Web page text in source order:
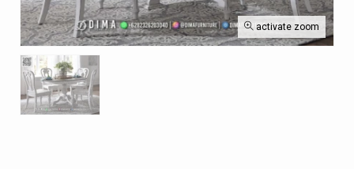
activate zoom